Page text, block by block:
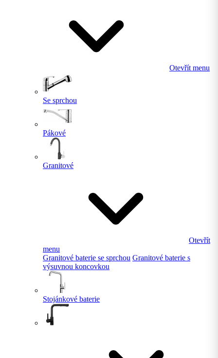
Otevřít menu
Se sprchou
Pákové
Granitové
Otevřít
menu
Granitové baterie se sprchou Granitové baterie s
výsuvnou koncovkou
Stojánkové baterie